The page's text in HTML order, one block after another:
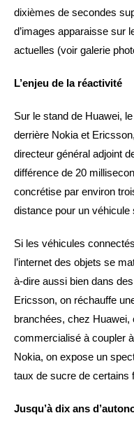
dixièmes de secondes
d’images apparaisse sur
actuelles (voir galerie
L’enjeu de la réactivité
Sur le stand de Huawei,
derrière Nokia et
directeur général adjoint
différence de 20
concrétise par environ
distance pour un
Si les véhicules
l’internet des objets se
à-dire aussi bien dans
Ericsson, on réchauffe
branchées, chez Huawei,
commercialisé à coupler
Nokia, on expose un
taux de sucre de certains
Jusqu’à dix ans